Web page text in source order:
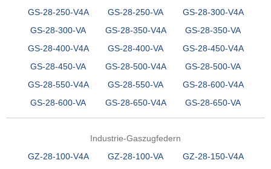
GS-28-250-V4A
GS-28-250-VA
GS-28-300-V4A
GS-28-300-VA
GS-28-350-V4A
GS-28-350-VA
GS-28-400-V4A
GS-28-400-VA
GS-28-450-V4A
GS-28-450-VA
GS-28-500-V4A
GS-28-500-VA
GS-28-550-V4A
GS-28-550-VA
GS-28-600-V4A
GS-28-600-VA
GS-28-650-V4A GS-28-650-VA
Industrie-Gaszugfedern
GZ-28-100-V4A
GZ-28-100-VA
GZ-28-150-V4A